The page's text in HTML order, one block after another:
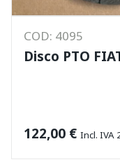
COD: 4095
Disco PTO
122,00 € Incl. IVA